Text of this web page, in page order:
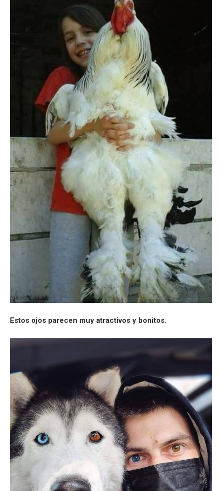
Estos ojos parecen muy atractivos y bonitos.